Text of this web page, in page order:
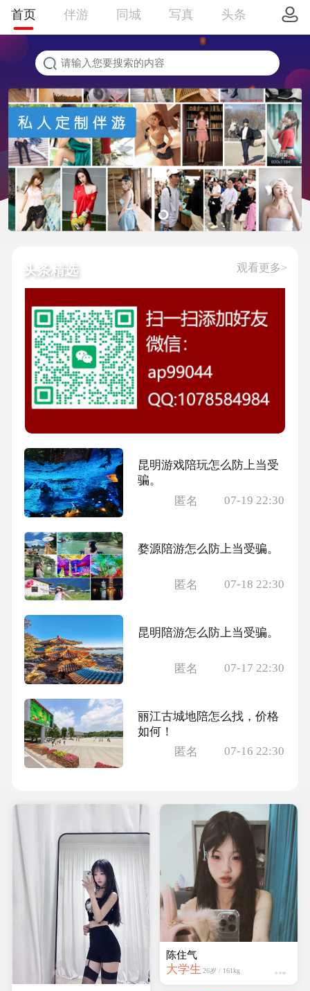
首页 伴游 同城 写真 头条
头条精选 观看更多>
昆明游戏陪玩怎么防上当受
骗。
匿名
07-19 22:30
婺源陪游怎么防上当受骗。
匿名 07-18 22:30
昆明陪游怎么防上当受骗。
匿名 07-17 22:30
丽江古城地陪怎么找，价格
如何！
匿名
07-16 22:30